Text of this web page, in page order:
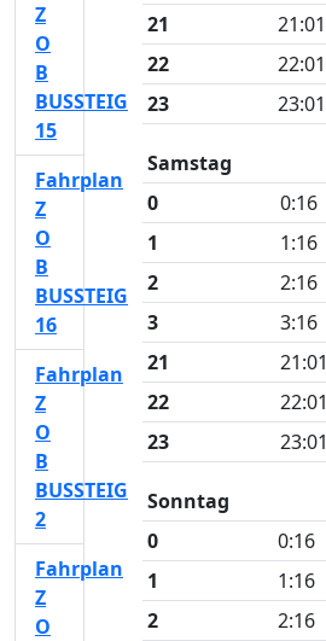
21
21:01
22
22:01
23
23:01
Samstag
0
0:16
1
1:16
2
2:16
3
3:16
21
21:01
22
22:01
23
23:01
Sonntag
0
0:16
1
1:16
2
2:16
Z
O
B
BUSSTEIG
15
Fahrplan
Z
O
B
BUSSTEIG
16
Fahrplan
Z
O
B
BUSSTEIG
2
Fahrplan
Z
O